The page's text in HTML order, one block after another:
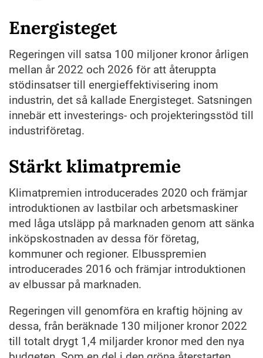
Energisteget
Regeringen vill satsa 100 miljoner kronor årligen
mellan år 2022 och 2026 för att återuppta
stödinsatser till energieffektivisering inom
industrin, det så kallade Energisteget. Satsningen
innebär ett investerings- och projekteringsstöd till
industriföretag.
Stärkt klimatpremie
Klimatpremien introducerades 2020 och främjar
introduktionen av lastbilar och arbetsmaskiner
med låga utsläpp på marknaden genom att sänka
inköpskostnaden av dessa för företag,
kommuner och regioner. Elbusspremien
introducerades 2016 och främjar introduktionen
av elbussar på marknaden.
Regeringen vill genomföra en kraftig höjning av
dessa, från beräknade 130 miljoner kronor 2022
till totalt drygt 1,4 miljarder kronor med den nya